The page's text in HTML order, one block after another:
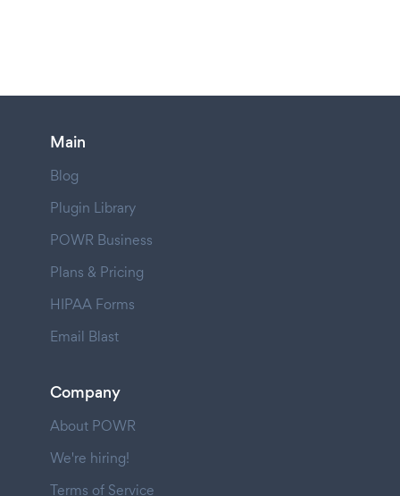
Main
Blog
Plugin Library
POWR Business
Plans & Pricing
HIPAA Forms
Email Blast
Company
About POWR
We're hiring!
Terms of Service